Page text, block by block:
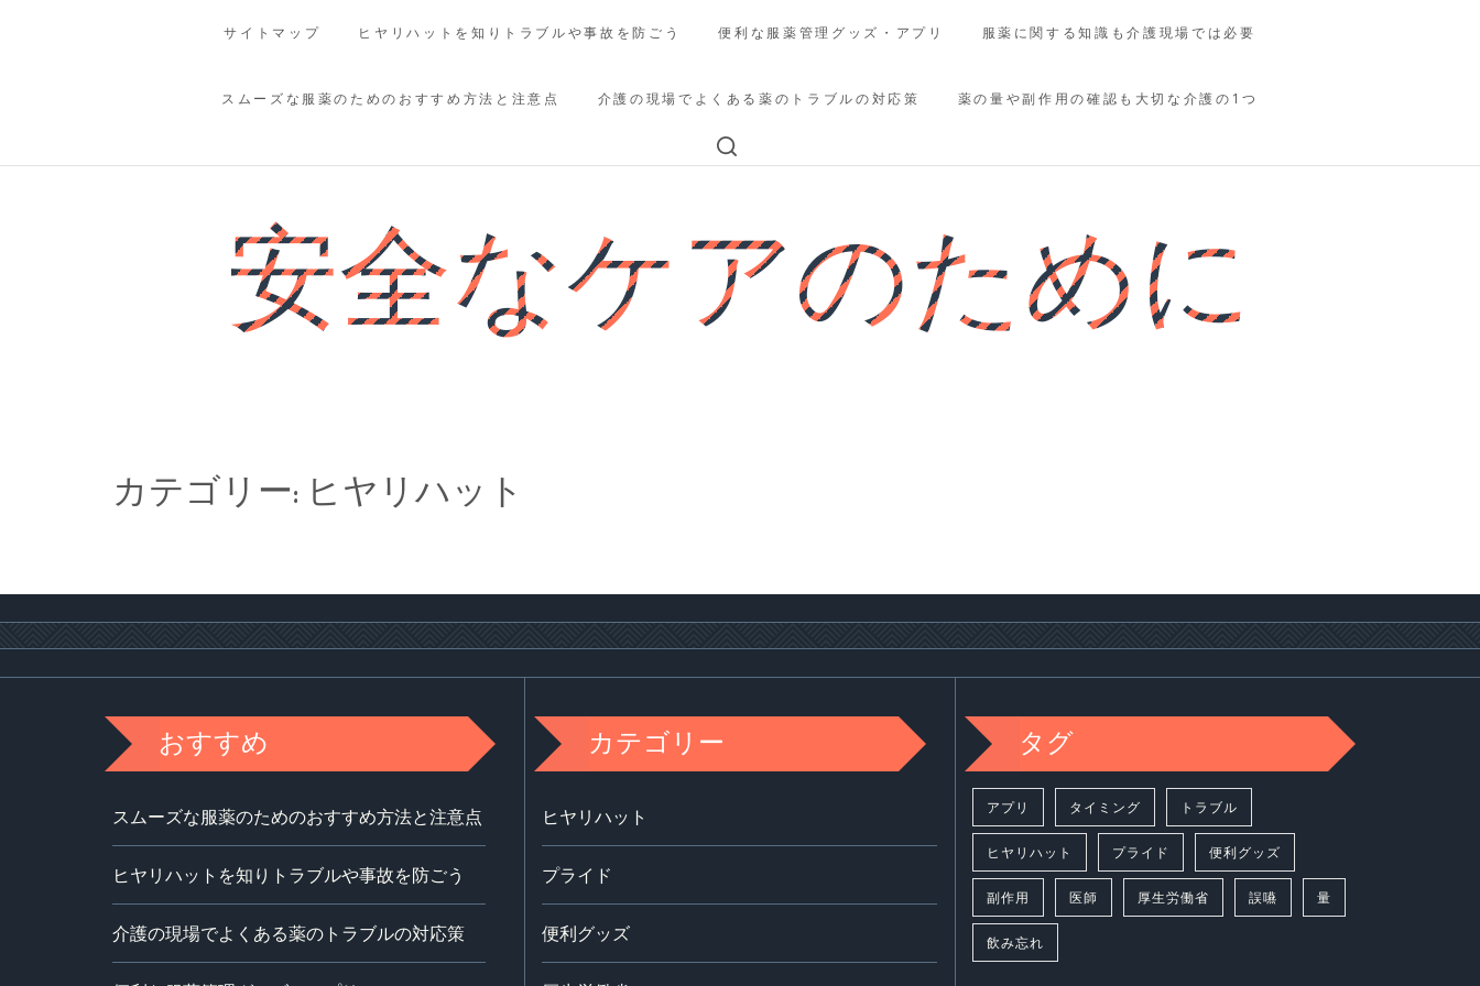
サイトマップ ヒヤリハットを知りトラブルや事故を防ごう 便利な服薬管理グッズ・アプリ 服薬に関する知識も介護現場では必要
スムーズな服薬のためのおすすめ方法と注意点 介護の現場でよくある薬のトラブルの対応策 薬の量や副作用の確認も大切な介護の1つ
安全なケアのために
カテゴリー: ヒヤリハット
おすすめ
スムーズな服薬のためのおすすめ方法と注意点
ヒヤリハットを知りトラブルや事故を防ごう
介護の現場でよくある薬のトラブルの対応策
カテゴリー
ヒヤリハット
プライド
便利グッズ
タグ
アプリ タイミング トラブル
ヒヤリハット プライド 便利グッズ
副作用 医師 厚生労働省 誤嚥 量
飲み忘れ